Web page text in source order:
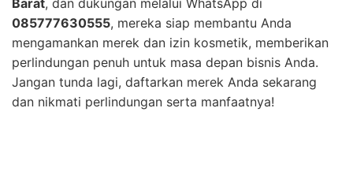
085777630555, mereka siap membantu Anda
mengamankan merek dan izin kosmetik, memberikan
perlindungan penuh untuk masa depan bisnis Anda.
Jangan tunda lagi, daftarkan merek Anda sekarang
dan nikmati perlindungan serta manfaatnya!